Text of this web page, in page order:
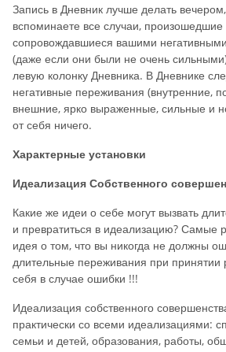
Запись в Дневник лучше делать
вспоминаете все случаи, произошедшие
сопровождавшиеся вашими
(даже если они были не очень
левую колонку Дневника. В Дневнике
негативные переживания (внутренние,
внешние, ярко выраженные, сильные и
от себя ничего.
Характерные установки
Идеализация Собственного
Какие же идеи о себе могут вызвать
и превратиться в идеализацию? Самые
идея о том, что вы никогда не должны
длительные переживания при
себя в случае ошибки !!!
Идеализация собственного
практически со всеми идеализациями:
семьи и детей, образования, работы,